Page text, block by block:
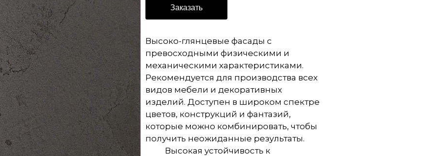
Заказать
Высоко-глянцевые фасады с
превосходными физическими и
механическими характеристиками.
Рекомендуется для производства всех
видов мебели и декоративных
изделий. Доступен в широком спектре
цветов, конструкций и фантазий,
которые можно комбинировать, чтобы
получить неожиданные результаты.
Высокая устойчивость к